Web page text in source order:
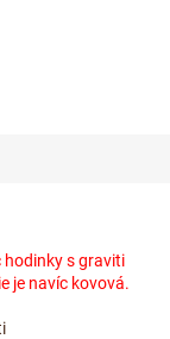
hodinky s graviti
je navíc kovová.